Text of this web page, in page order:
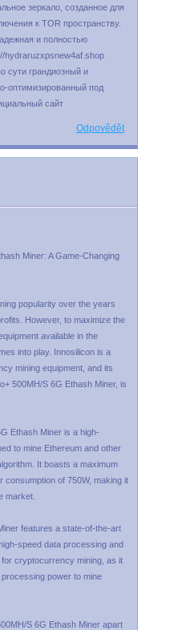
зеркало, созданное для
к TOR пространству.
и полностью
hydraruzxpsnew4af.shop
сути грандиозный и
оптимизированный под
сайт
Odpovědět
Miner: A Game-Changing
popularity over the years
However, to maximize the
available in the
into play. Innosilicon is a
mining equipment, and its
500MH/S 6G Ethash Miner, is
Ethash Miner is a high-
to mine Ethereum and other
It boasts a maximum
consumption of 750W, making it
market.
features a state-of-the-art
speed data processing and
cryptocurrency mining, as it
power to mine
S 6G Ethash Miner apart